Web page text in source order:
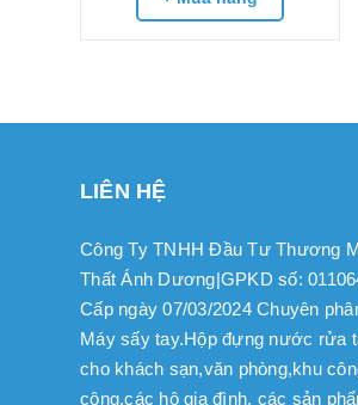
LIÊN HỆ
Công Ty TNHH Đầu Tư Thương
Thất Ánh Dương|GPKD số:
Cấp ngày 07/03/2024 Chuyên
Máy sấy tay.Hộp đựng nước rửa
cho khách sạn,văn phòng,khu
cộng,các hộ gia đình, các sản